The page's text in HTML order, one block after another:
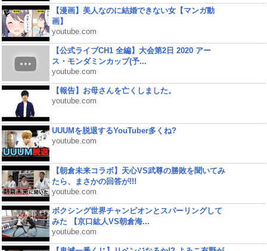
【漫画】美人なのに結婚できない女【マンガ動
画】
youtube.com
【公式ライブCH1 全編】大会第2日 2020 アー
ス・モンダミンカップ(予...
youtube.com
【報告】お母さんを亡くしました。
youtube.com
UUUMを脱退するYouTuber多くね?
youtube.com
【朝倉未来コラボ】天心VS武尊の勝敗を聞いてみ
たら、まさかの回答が!!!
youtube.com
ボクシング世界チャンピオンとスパーリングして
みた 【京口紘人VS朝倉海...
youtube.com